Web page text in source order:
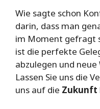
Wie sagte schon
darin, dass man
im Moment gefragt
ist die perfekte
abzulegen und neue
Lassen Sie uns die
uns auf die Zukunft